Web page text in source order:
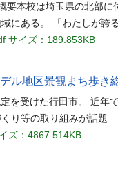
本校は埼玉県の北部に
にある。 「わたしが誇
サイズ：189.853KB
ル地区景観まち歩き
受けた行田市。 近年
り等の取り組みが話題
ズ：4867.514KB